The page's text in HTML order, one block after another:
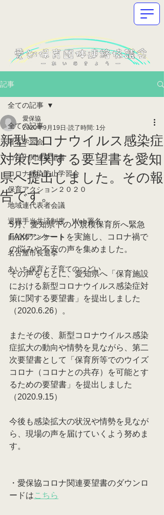
記事
全ての記事
署名学習会
コロナ関連要望書
コロナ感染防止学習会
保育アクション２０２０
地域連代表者会議
退職手当共済制度 Web署名
自治体アンケート
名古屋市長選挙
あいち保育と子育てのつどい
全ての記事
新型コロナウイルス感染症
対策に関する要望書を愛知
県へ提出しました。その報
告です。
愛保協
2020年9月19日 読了時間: 1分
5月、愛知県下の小規模保育所へ緊急
FAXアンケートを実施し、コロナ禍で
の悩みや不安の声を集めました。
その声をもとに、愛知県へ「保育施設
における新型コロナウイルス感染症対
策に関する要望書」を提出しました
（2020.6.26）。
またその後、新型コロナウイルス感染
症拡大の動向や情勢を見ながら、第二
次要望書として「保育所等でのウイズ
コロナ（コロナとの共存）を可能とす
るための要望書」を提出しました
（2020.9.15）
今後も感染拡大の状況や情勢を見なが
ら、現場の声を届けていくよう努めま
す。
・愛保協コロナ関連要望書のダウンロ
ードはこちら